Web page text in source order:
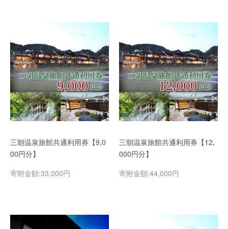
三朝温泉旅館共通利用券【9,0
00円分】
寄附金額:33,000円
三朝温泉旅館共通利用券【12,
000円分】
寄附金額:44,000円